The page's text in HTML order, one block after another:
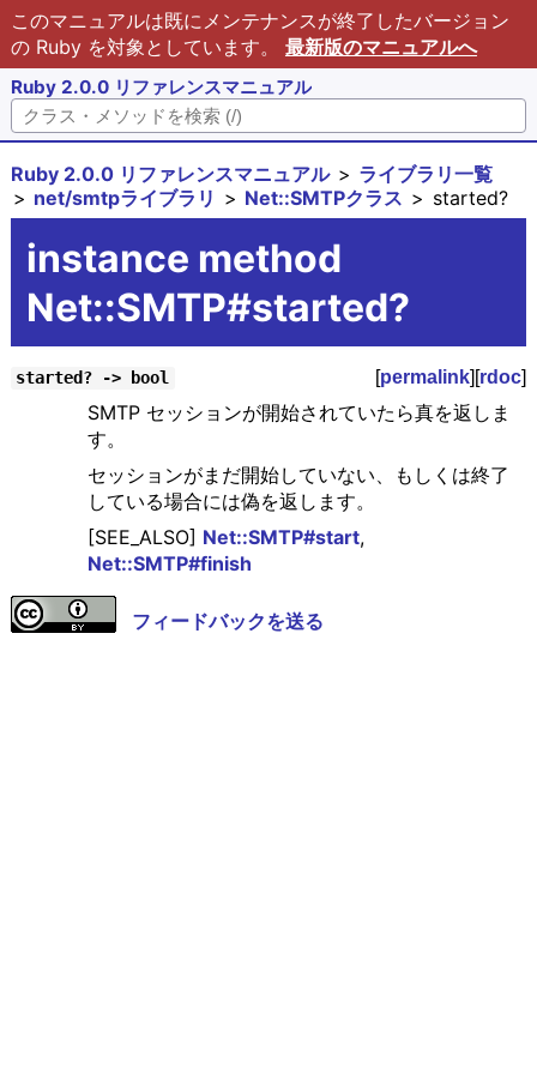
このマニュアルは既にメンテナンスが終了したバージョン
の Ruby を対象としています。 最新版のマニュアルへ
Ruby 2.0.0 リファレンスマニュアル
Ruby 2.0.0 リファレンスマニュアル
ライブラリ一覧
net/smtpライブラリ
Net::SMTPクラス started?
instance method
Net::SMTP#started?
started? -> bool [permalink][rdoc]
SMTP セッションが開始されていたら真を返しま
す。
セッションがまだ開始していない、もしくは終了
している場合には偽を返します。
[SEE_ALSO] Net::SMTP#start,
Net::SMTP#finish
フィードバックを送る